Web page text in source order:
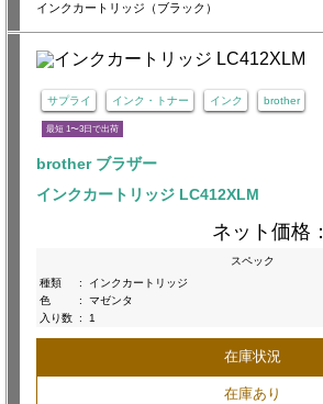
インクカートリッジ（ブラック）
サプライ インク・トナー インク brother
最短 1〜3日で出荷
brother ブラザー
インクカートリッジ LC412XLM
ネット価格：
スペック
種類
:
インクカートリッジ
色
:
マゼンタ
入り数 : 1
在庫状況
在庫あり